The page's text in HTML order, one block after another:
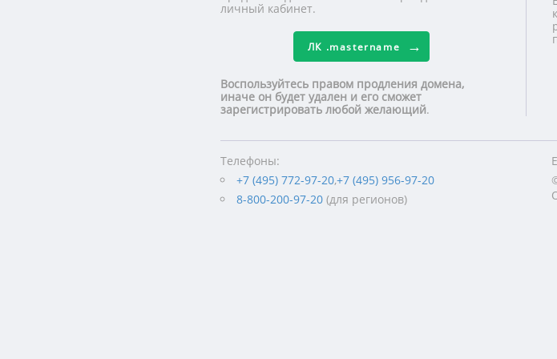
личный кабинет.
ЛК .mastername
Воспользуйтесь правом продления домена,
иначе он будет удален и его сможет
зарегистрировать любой желающий.
Телефоны:
+7 (495) 772-97-20,+7 (495) 956-97-20
8-800-200-97-20 (для регионов)